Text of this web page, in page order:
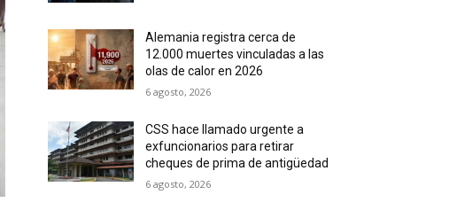
Alemania registra cerca de
12.000 muertes vinculadas a las
olas de calor en 2026
6 agosto, 2026
CSS hace llamado urgente a
exfuncionarios para retirar
cheques de prima de antigüedad
6 agosto, 2026